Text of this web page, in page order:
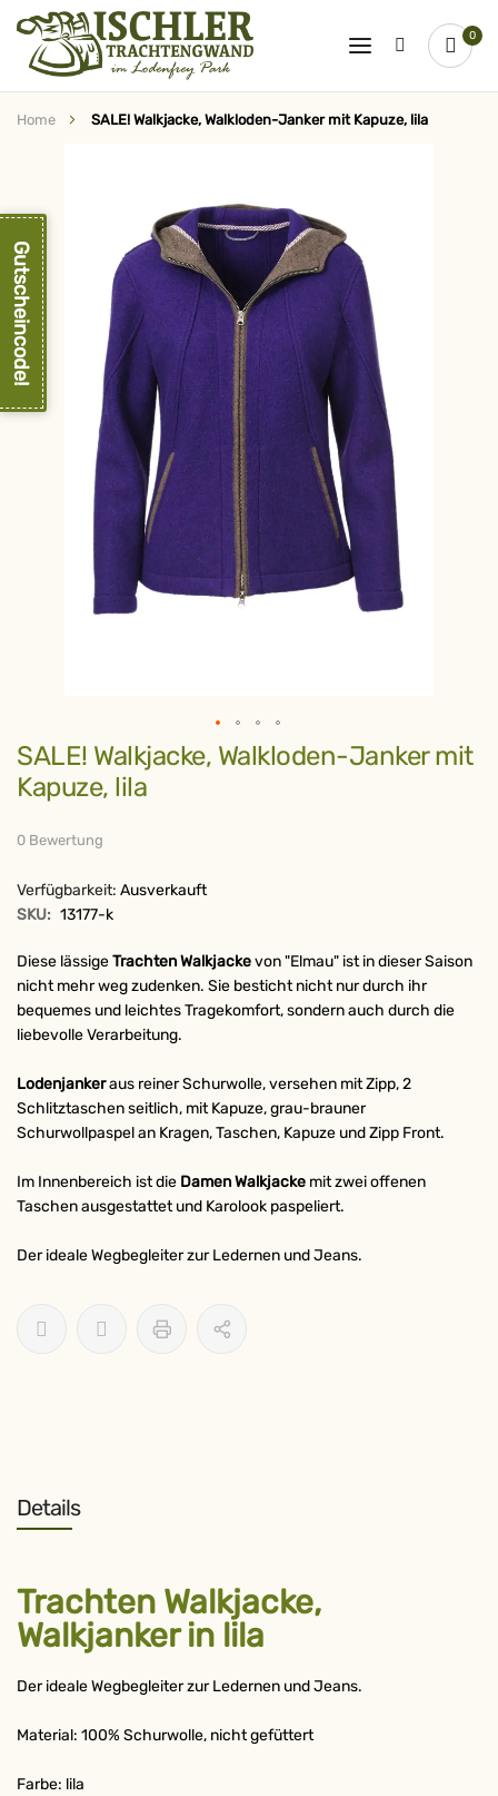
0
Home SALE! Walkjacke, Walkloden-Janker mit Kapuze, lila
springen
Zum
Anfang
der
Bildergalerie
SALE! Walkjacke, Walkloden-Janker mit
Kapuze, lila
0 Bewertung
Verfügbarkeit: Ausverkauft
SKU: 13177-k
Diese lässigeTrachten Walkjackevon "Elmau" ist in dieser Saison
nicht mehr weg zudenken. Sie besticht nicht nur durch ihr
bequemes und leichtes Tragekomfort, sondern auch durch die
liebevolle Verarbeitung.
Lodenjankeraus reiner Schurwolle, versehen mit Zipp, 2
Schlitztaschen seitlich, mit Kapuze, grau-brauner
Schurwollpaspel an Kragen, Taschen, Kapuze und Zipp Front.
Im Innenbereich ist die DamenWalkjacke mit zwei offenen
Taschen ausgestattet und Karolook paspeliert.
Der ideale Wegbegleiter zur Ledernen und Jeans.
Details
Trachten Walkjacke,
Walkjanker in lila
Der ideale Wegbegleiter zur Ledernen und Jeans.
Material: 100% Schurwolle, nicht gefüttert
Farbe: lila
Gutscheincode!